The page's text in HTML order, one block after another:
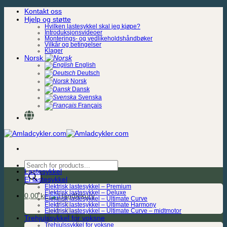
Skip
Kontakt oss
Hjelp og støtte
Hvilken lastesykkel skal jeg kjøpe?
Introduksjonsvideoer
Monterings- og vedlikeholdshåndbøker
Vilkår og betingelser
Klager
Norsk
English
Deutsch
Norsk
Dansk
Svenska
Français
Products
search
0,00kr.
Lastesykkel
El lastesykkel
Elektrisk lastesykkel – Premium
Elektrisk lastesykkel – Deluxe
Elektrisk lastesykkel – Ultimate Curve
Elektrisk lastesykkel – Ultimate Harmony
Elektrisk lastesykkel – Ultimate Curve – midtmotor
Trehjulssykkel for voksne
Trehjulssykkel for voksne